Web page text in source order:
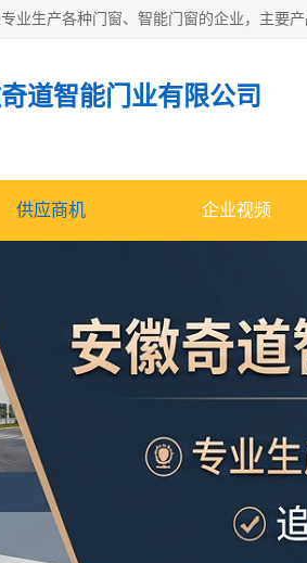
道智能门业有限公司
供应商机 企业视频